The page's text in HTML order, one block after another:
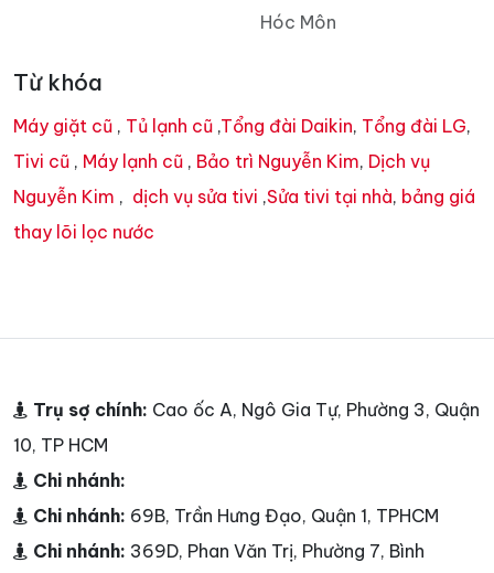
Hóc Môn
Từ khóa
Máy giặt cũ , Tủ lạnh cũ ,Tổng đài Daikin, Tổng đài LG,
Tivi cũ , Máy lạnh cũ , Bảo trì Nguyễn Kim, Dịch vụ
Nguyễn Kim , dịch vụ sửa tivi ,Sửa tivi tại nhà, bảng giá
thay lõi lọc nước
Trụ sợ chính: Cao ốc A, Ngô Gia Tự, Phường 3, Quận
10, TP HCM
Chi nhánh:
Chi nhánh: 69B, Trần Hưng Đạo, Quận 1, TPHCM
Chi nhánh: 369D, Phan Văn Trị, Phường 7, Bình